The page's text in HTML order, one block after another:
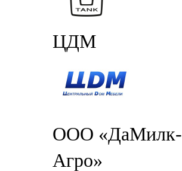
ЦДМ
ООО «ДаМилк-
Агро»